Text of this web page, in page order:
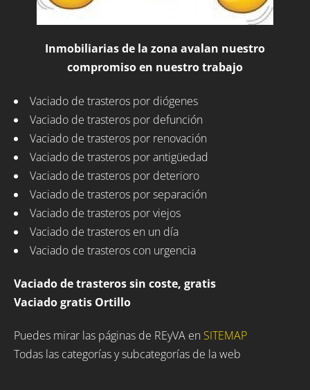
Inmobiliarias de la zona avalan nuestro
compromiso en nuestro trabajo
Vaciado de trasteros por diógenes
Vaciado de trasteros por defunción
Vaciado de trasteros por renovación
Vaciado de trasteros por antigüedad
Vaciado de trasteros por deterioro
Vaciado de trasteros por separación
Vaciado de trasteros por viejos
Vaciado de trasteros en un día
Vaciado de trasteros con urgencia
Vaciado de trasteros sin coste, gratis
Vaciado gratis Ortillo
Puedes mirar las páginas de REyVA en SITEMAP
Todas las categorías y subcategorías de la web